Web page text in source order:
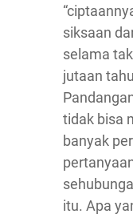
siksaan
selama
jutaan
tidak bisa
banyak
itu. Apa